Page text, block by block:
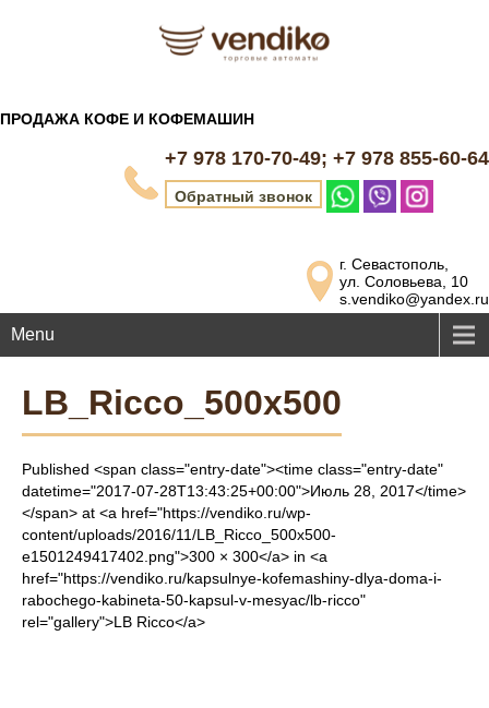
ПРОДАЖА КОФЕ И КОФЕМАШИН
+7 978 170-70-49; +7 978 855-60-64
Обратный звонок
г. Севастополь,
ул. Соловьева, 10
s.vendiko@yandex.ru
Menu
LB_Ricco_500x500
Published <span class="entry-date"><time class="entry-date"
datetime="2017-07-28T13:43:25+00:00">Июль 28, 2017</time>
</span> at <a href="https://vendiko.ru/wp-
content/uploads/2016/11/LB_Ricco_500x500-
e1501249417402.png">300 × 300</a> in <a
href="https://vendiko.ru/kapsulnye-kofemashiny-dlya-doma-i-
rabochego-kabineta-50-kapsul-v-mesyac/lb-ricco"
rel="gallery">LB Ricco</a>